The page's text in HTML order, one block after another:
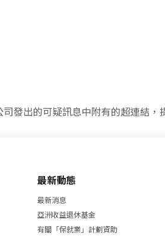
發出的可疑訊息中附有的超連結
最新動態
最新消息
亞洲收益退休基金
有關「保就業」計劃資助